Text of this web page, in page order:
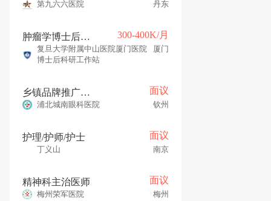
第九六六医院 丹东
肿瘤学博士后（张博恒课题组-肝肿瘤内科） 300-400K/月
复旦大学附属中山医院厦门医院
博士后科研工作站
厦门
乡镇品牌推广业务员 面议
浦北城南眼科医院 钦州
护理/护师/护士 面议
丁义山 南京
精神科主治医师 面议
梅州荣军医院 梅州